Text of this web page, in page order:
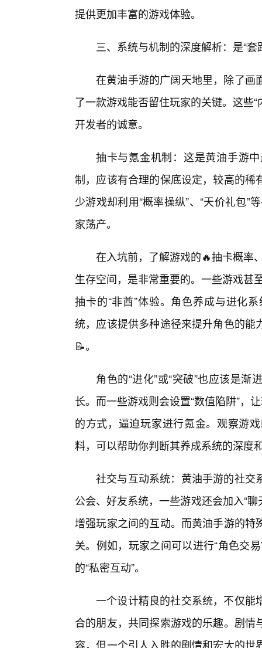
提供更加丰富的游戏体验。
三、系统与机制的深度解析：是“套
在黄油手游的广阔天地里，除了画
了一款游戏能否留住玩家的关键。这些
开发者的诚意。
抽卡与氪金机制：这是黄油手游
制，应该有合理的保底设定，较高的
少游戏却利用“概率操纵”、“天价礼包”
家荡产。
在入坑前，了解游戏的🔥抽卡概率
生存空间，是非常重要的。一些游戏甚
抽卡的“非酋”体验。角色养成与进化
统，应该提供多种途径来提升角色的
📝。
角色的“进化”或“突破”也应该是
长。而一些游戏则会设置“数值陷阱”，
的方式，逼迫玩家进行氪金。观察游
料，可以帮助你判断其养成系统的深度
社交与互动系统：黄油手游的社交
公会、好友系统，一些游戏还会加入“聊
增强玩家之间的互动。而黄油手游的
关。例如，玩家之间可以进行“角色交
的“私密互动”。
一个设计精良的社交系统，不仅能
合的朋友，共同探索游戏的乐趣。剧
容，但一个引人入胜的剧情和宏大的